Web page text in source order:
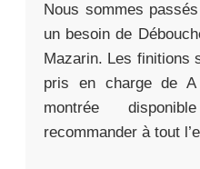
Nous sommes
un besoin de
Mazarin. Les finitions
pris en charge de
montrée
recommander à tout